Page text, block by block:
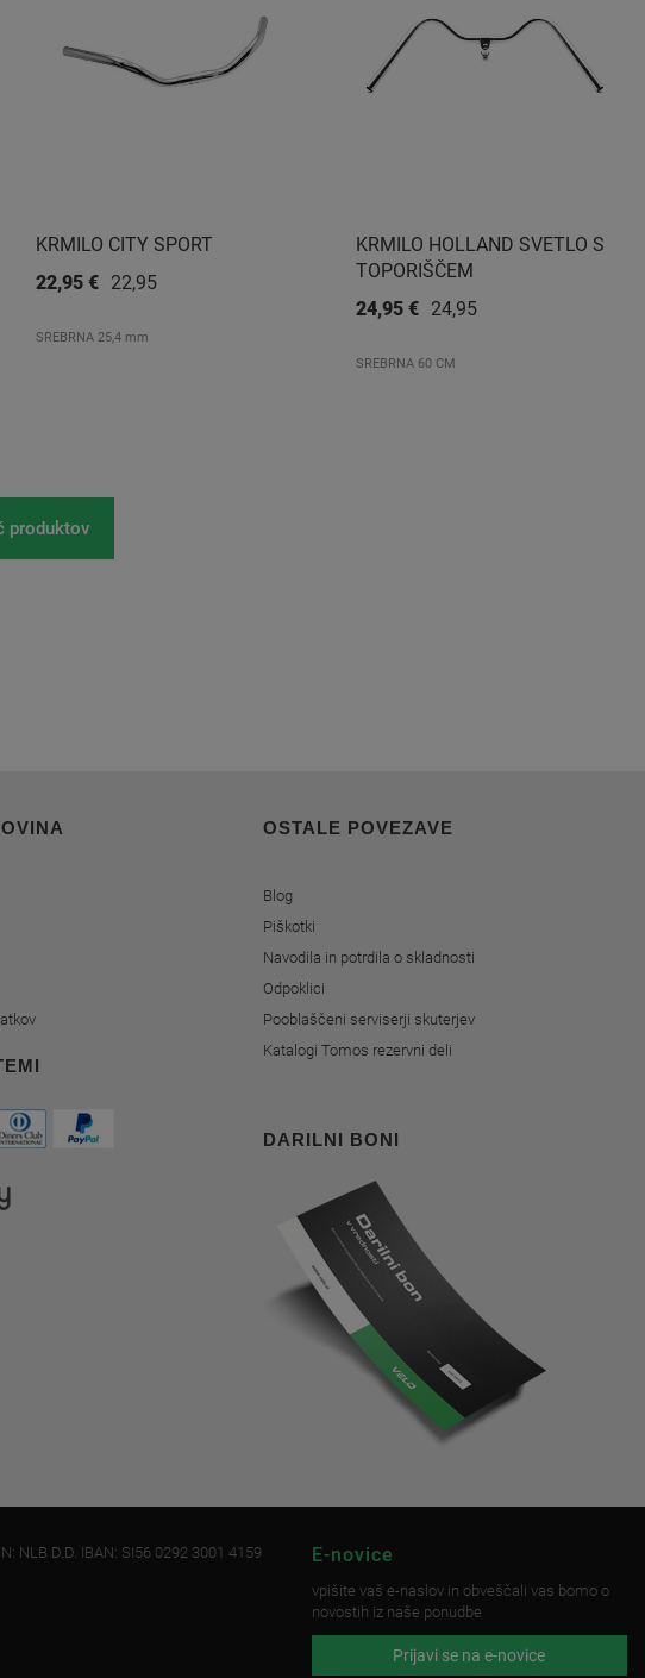
KRMILO CITY SPORT
SREBRNA 25,4 mm
22,95 €
22,95 €
KRMILO HOLLAND SVETLO S
TOPORIŠČEM
SREBRNA 60 CM
24,95 €
24,95 €
produktov
OSTALE POVEZAVE
Blog
Piškotki
Navodila in potrdila o skladnosti
Odpoklici
Pooblaščeni serviserji skuterjev
Katalogi Tomos rezervni deli
DARILNI BONI
NLB D.D. IBAN: SI56 0292 3001 4159
E-novice
vpišite vaš e-naslov in obveščali vas bomo o
novostih iz naše ponudbe
Prijavi se na e-novice